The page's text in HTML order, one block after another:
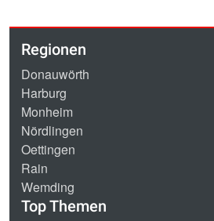
Regionen
Donauwörth
Harburg
Monheim
Nördlingen
Oettingen
Rain
Wemding
Top Themen